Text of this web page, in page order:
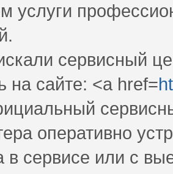
услуги
сервисный
на сайте: <a href=
оперативно
в сервисе или с